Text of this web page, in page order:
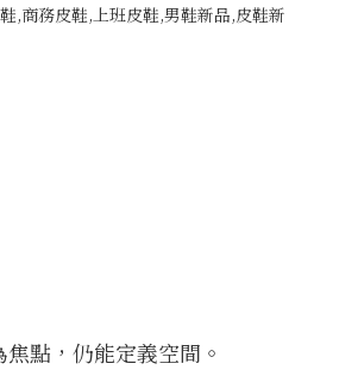
點，仍能定義空間。